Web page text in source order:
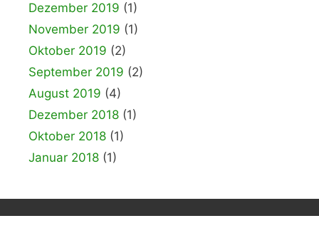
Dezember 2019 (1)
November 2019 (1)
Oktober 2019 (2)
September 2019 (2)
August 2019 (4)
Dezember 2018 (1)
Oktober 2018 (1)
Januar 2018 (1)